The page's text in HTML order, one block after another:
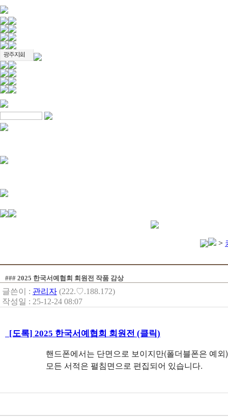
>
### 2025 한국서예협회 회원전 작품 감상
글쓴이 : 관리자 (222.♡.188.172)
작성일 : 25-12-24 08:07
[도록] 2025 한국서예협회 회원전 (클릭)
핸드폰에서는 단면으로 보이지만(폴더블폰은 예외)
모든 서적은 펼침면으로 편집되어 있습니다.